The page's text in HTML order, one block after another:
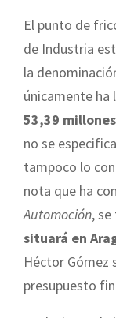
El punto de
de Industria
la
únicamente ha
53,39
no se
tampoco lo
nota que ha
Automoción,
situará en
Héctor Gómez
presupuesto